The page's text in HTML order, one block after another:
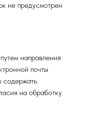
не предусмотрен
направления
почты
содержать
нa обработку